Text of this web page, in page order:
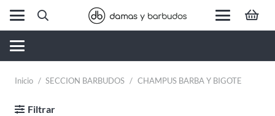
Inicio / SECCION BARBUDOS / CHAMPUS BARBA Y BIGOTE
Filtrar